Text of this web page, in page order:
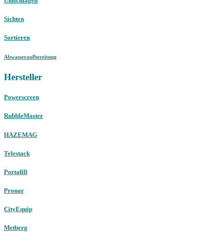
Sichten
Sortieren
Abwasseraufbereitung
Hersteller
Powerscreen
RubbleMaster
HAZEMAG
Telestack
Portafill
Pronar
CityEquip
Metberg